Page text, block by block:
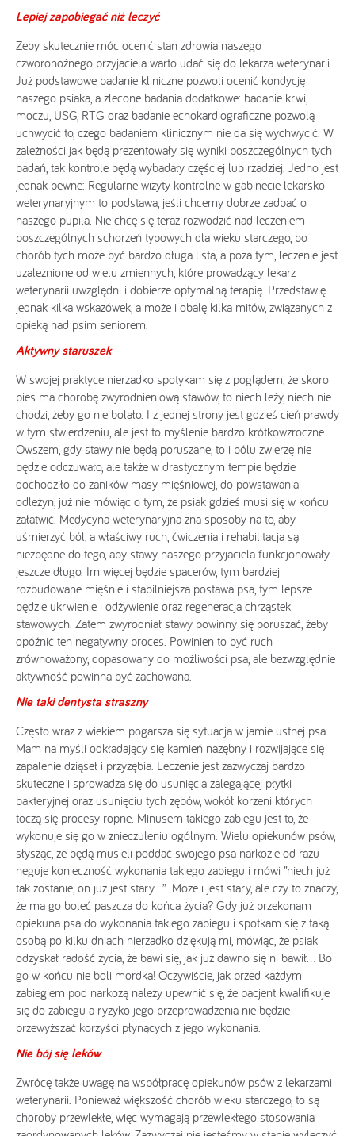
Lepiej zapobiegać niż leczyć
Żeby skutecznie móc ocenić stan zdrowia naszego
czworonożnego przyjaciela warto udać się do lekarza weterynarii.
Już podstawowe badanie kliniczne pozwoli ocenić kondycję
naszego psiaka, a zlecone badania dodatkowe: badanie krwi,
moczu, USG, RTG oraz badanie echokardiograficzne pozwolą
uchwycić to, czego badaniem klinicznym nie da się wychwycić. W
zależności jak będą prezentowały się wyniki poszczególnych tych
badań, tak kontrole będą wybadały częściej lub rzadziej. Jedno jest
jednak pewne: Regularne wizyty kontrolne w gabinecie lekarsko-
weterynaryjnym to podstawa, jeśli chcemy dobrze zadbać o
naszego pupila. Nie chcę się teraz rozwodzić nad leczeniem
poszczególnych schorzeń typowych dla wieku starczego, bo
chorób tych może być bardzo długa lista, a poza tym, leczenie jest
uzależnione od wielu zmiennych, które prowadzący lekarz
weterynarii uwzględni i dobierze optymalną terapię. Przedstawię
jednak kilka wskazówek, a może i obalę kilka mitów, związanych z
opieką nad psim seniorem.
Aktywny staruszek
W swojej praktyce nierzadko spotykam się z poglądem, że skoro
pies ma chorobę zwyrodnieniową stawów, to niech leży, niech nie
chodzi, żeby go nie bolało. I z jednej strony jest gdzieś cień prawdy
w tym stwierdzeniu, ale jest to myślenie bardzo krótkowzroczne.
Owszem, gdy stawy nie będą poruszane, to i bólu zwierzę nie
będzie odczuwało, ale także w drastycznym tempie będzie
dochodziło do zaników masy mięśniowej, do powstawania
odleżyn, już nie mówiąc o tym, że psiak gdzieś musi się w końcu
załatwić. Medycyna weterynaryjna zna sposoby na to, aby
uśmierzyć ból, a właściwy ruch, ćwiczenia i rehabilitacja są
niezbędne do tego, aby stawy naszego przyjaciela funkcjonowały
jeszcze długo. Im więcej będzie spacerów, tym bardziej
rozbudowane mięśnie i stabilniejsza postawa psa, tym lepsze
będzie ukrwienie i odżywienie oraz regeneracja chrząstek
stawowych. Zatem zwyrodniał stawy powinny się poruszać, żeby
opóźnić ten negatywny proces. Powinien to być ruch
zrównoważony, dopasowany do możliwości psa, ale bezwzględnie
aktywność powinna być zachowana.
Nie taki dentysta straszny
Często wraz z wiekiem pogarsza się sytuacja w jamie ustnej psa.
Mam na myśli odkładający się kamień nazębny i rozwijające się
zapalenie dziąseł i przyzębia. Leczenie jest zazwyczaj bardzo
skuteczne i sprowadza się do usunięcia zalegającej płytki
bakteryjnej oraz usunięciu tych zębów, wokół korzeni których
toczą się procesy ropne. Minusem takiego zabiegu jest to, że
wykonuje się go w znieczuleniu ogólnym. Wielu opiekunów psów,
słysząc, że będą musieli poddać swojego psa narkozie od razu
neguje konieczność wykonania takiego zabiegu i mówi ”niech już
tak zostanie, on już jest stary…”. Może i jest stary, ale czy to znaczy,
że ma go boleć paszcza do końca życia? Gdy już przekonam
opiekuna psa do wykonania takiego zabiegu i spotkam się z taką
osobą po kilku dniach nierzadko dziękują mi, mówiąc, że psiak
odzyskał radość życia, że bawi się, jak już dawno się ni bawił… Bo
go w końcu nie boli mordka! Oczywiście, jak przed każdym
zabiegiem pod narkozą należy upewnić się, że pacjent kwalifikuje
się do zabiegu a ryzyko jego przeprowadzenia nie będzie
przewyższać korzyści płynących z jego wykonania.
Nie bój się leków
Zwrócę także uwagę na współpracę opiekunów psów z lekarzami
weterynarii. Ponieważ większość chorób wieku starczego, to są
choroby przewlekłe, więc wymagają przewlekłego stosowania